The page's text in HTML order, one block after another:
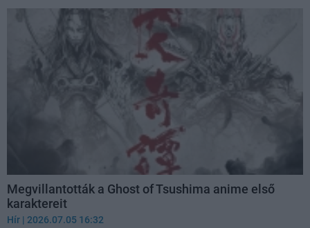
Megvillantották a Ghost of Tsushima anime első
karaktereit
Hír | 2026.07.05 16:32